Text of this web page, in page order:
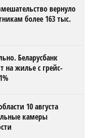
вернуло
более 163 тыс.
Беларусбанк
на жилье с грейс-
10 августа
камеры